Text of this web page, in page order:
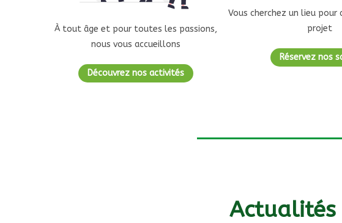
À tout âge et pour toutes les passions,
nous vous accueillons
Découvrez nos activités
Vous cherchez un lieu
projet
Réservez nos
Actualités